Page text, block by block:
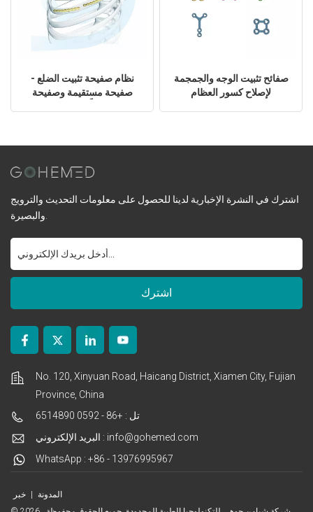
نظام صفيحة تثبيت الضلع -
صفيحة مستقيمة وصفيحة
صفائح تثبيت الوجه والجمجمة
لإصلاح كسور العظام
اشترك في النشرة الإخبارية لدينا للحصول على معلومات التحديث والترويج
No. 120, Xinyuan Road, Haicang District, Xiamen City, Fujian
Province, China
تل : +86 - 0592 6514890
البريد الإلكتروني : info@gohemed.com
WhatsApp : +86 - 13976995967
المدونة | خبر